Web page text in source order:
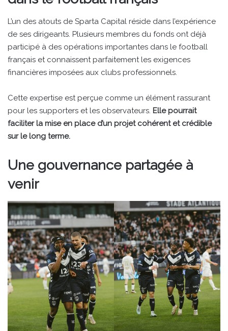
L’un des atouts de Sparta Capital réside dans l’expérience
de ses dirigeants. Plusieurs membres du fonds ont déjà
participé à des opérations importantes dans le football
français et connaissent parfaitement les exigences
financières imposées aux clubs professionnels.
Cette expertise est perçue comme un élément rassurant
pour les supporters et les observateurs. Elle pourrait
faciliter la mise en place d’un projet cohérent et crédible
sur le long terme.
Une gouvernance partagée à
venir